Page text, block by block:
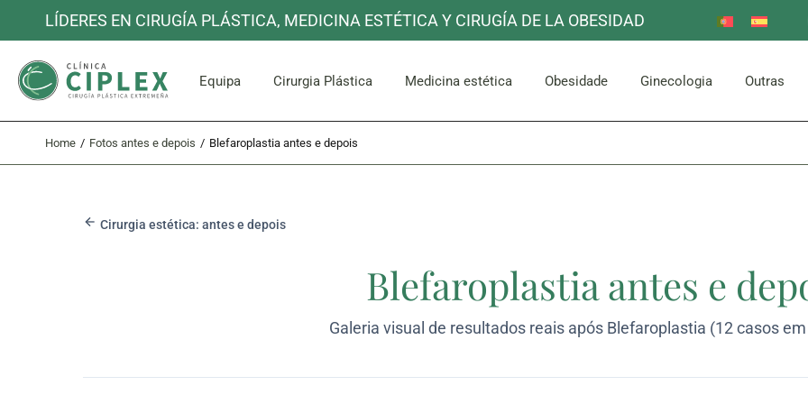
LÍDERES EN CIRUGÍA PLÁSTICA, MEDICINA ESTÉTICA Y CIRUGÍA DE LA OBESIDAD
Equipa Cirurgia Plástica
Mama
Medicina estética Obesidade Ginecologia Outras
Mama
Redução do estômago
Bypass gástrico
Home Fotos antes e depois Blefaroplastia antes e depois
Cirurgia estética: antes e depois
Blefaroplastia antes e
Galeria visual de resultados reais após Blefaroplastia (12 casos